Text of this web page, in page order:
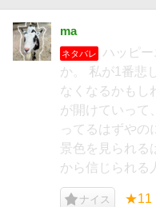
ma
ネタバレ
ハッピ
か。 私が1番悲
なくなるかもし
が開けていって
ってるはずやの
景色を見られ
から信じられる
ナイス ★11